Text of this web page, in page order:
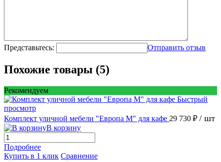
Представьтесь: Отправить отзыв
Похожие товары (5)
Рекомендуем
Быстрый
просмотр
Комплект уличной мебели "Европа М" для кафе 29 730 ₽ / шт
В корзину
Подробнее
Купить в 1 клик Сравнение